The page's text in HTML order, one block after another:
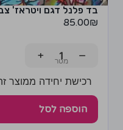
בד פלנל דגם ויטראז'
85.00₪
−
+
רכישת יחידה ממוצר זה
הוספה לסל